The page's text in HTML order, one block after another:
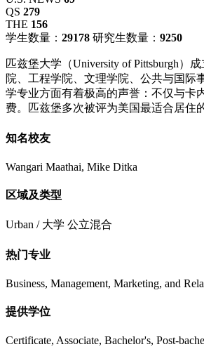
QS 279
THE 156
学生数量： 29178 研究生数量： 9250
匹兹堡大学（University of Pittsburgh）
院、工程学院、文理学院、公共与国际
学专业方面有着极高的声誉：不仅与卡
费。匹兹堡多次被评为美国最适合居住
知名校友
Wangari Maathai, Mike Ditka
区域及类型
Urban / 大学 公立混合
热门专业
Business, Management, Marketing, and
提供学位
Certificate, Associate, Bachelor's, Post-